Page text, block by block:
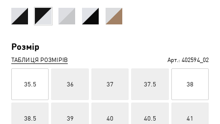
Розмір
ТАБЛИЦЯ РОЗМІРІВ Арт.: 402594_02
35.5 36 37 37.5 38
38.5 39 40 40.5 41